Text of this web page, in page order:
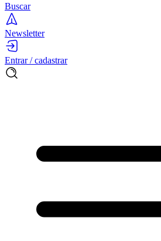
Buscar
Newsletter
Entrar / cadastrar